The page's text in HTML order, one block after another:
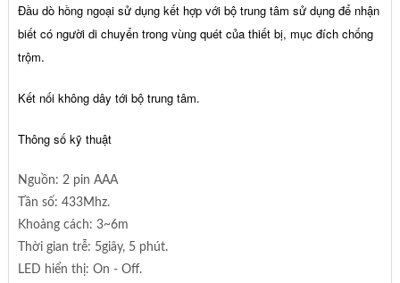
Đầu dò hồng ngoại sử dụng kết hợp với bộ trung tâm sử dụng để nhận
biết có người di chuyển trong vùng quét của thiết bị, mục đích chống
trộm.
Kết nối không dây tới bộ trung tâm.
Thông số kỹ thuật
Nguồn: 2 pin AAA
Tần số: 433Mhz.
Khoảng cách: 3~6m
Thời gian trễ: 5giây, 5 phút.
LED hiển thị: On - Off.